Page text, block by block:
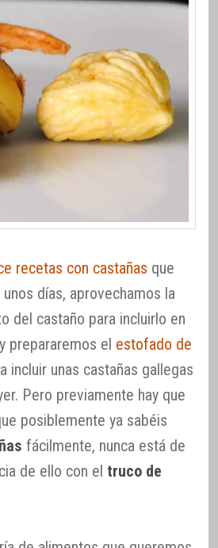
recetas con castañas que
días, aprovechamos la
del castaño para incluirlo en
prepararemos el estofado de
incluir unas castañas gallegas
Pero previamente hay que
posiblemente ya sabéis
fácilmente, nunca está de
de ello con el truco de